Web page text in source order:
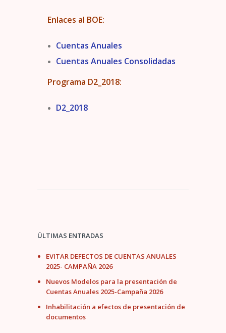
Enlaces al BOE:
Cuentas Anuales
Cuentas Anuales Consolidadas
Programa D2_2018:
D2_2018
ÚLTIMAS ENTRADAS
EVITAR DEFECTOS DE CUENTAS ANUALES
2025- CAMPAÑA 2026
Nuevos Modelos para la presentación de
Cuentas Anuales 2025-Campaña 2026
Inhabilitación a efectos de presentación de
documentos